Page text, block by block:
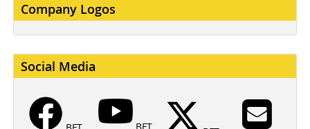
Company Logos
Social Media
BFT